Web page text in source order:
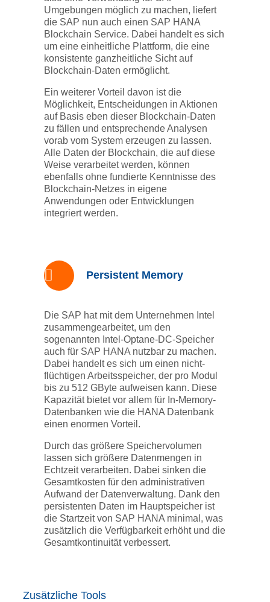
Umgebungen möglich zu machen, liefert
die SAP nun auch einen SAP HANA
Blockchain Service. Dabei handelt es sich
um eine einheitliche Plattform, die eine
konsistente ganzheitliche Sicht auf
Blockchain-Daten ermöglicht.
Ein weiterer Vorteil davon ist die
Möglichkeit, Entscheidungen in Aktionen
auf Basis eben dieser Blockchain-Daten
zu fällen und entsprechende Analysen
vorab vom System erzeugen zu lassen.
Alle Daten der Blockchain, die auf diese
Weise verarbeitet werden, können
ebenfalls ohne fundierte Kenntnisse des
Blockchain-Netzes in eigene
Anwendungen oder Entwicklungen
integriert werden.
Persistent Memory
Die SAP hat mit dem Unternehmen Intel
zusammengearbeitet, um den
sogenannten Intel-Optane-DC-Speicher
auch für SAP HANA nutzbar zu machen.
Dabei handelt es sich um einen nicht-
flüchtigen Arbeitsspeicher, der pro Modul
bis zu 512 GByte aufweisen kann. Diese
Kapazität bietet vor allem für In-Memory-
Datenbanken wie die HANA Datenbank
einen enormen Vorteil.
Durch das größere Speichervolumen
lassen sich größere Datenmengen in
Echtzeit verarbeiten. Dabei sinken die
Gesamtkosten für den administrativen
Aufwand der Datenverwaltung. Dank den
persistenten Daten im Hauptspeicher ist
die Startzeit von SAP HANA minimal, was
zusätzlich die Verfügbarkeit erhöht und die
Gesamtkontinuität verbessert.
Zusätzliche Tools